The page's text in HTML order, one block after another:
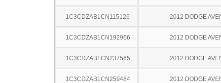
1C3CDZAB1CN115126 2012 DODGE
1C3CDZAB1CN192966 2012 DODGE
1C3CDZAB1CN237565 2012 DODGE
1C3CDZAB1CN259484 2012 DODGE